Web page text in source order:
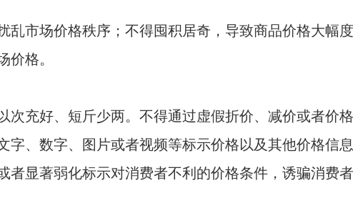
市场价格秩序；不得囤积居奇，导致商品价格大幅
价格。
充好、短斤少两。不得通过虚假折价、减价或者价
字、数字、图片或者视频等标示价格以及其他价格信
者显著弱化标示对消费者不利的价格条件，诱骗消费